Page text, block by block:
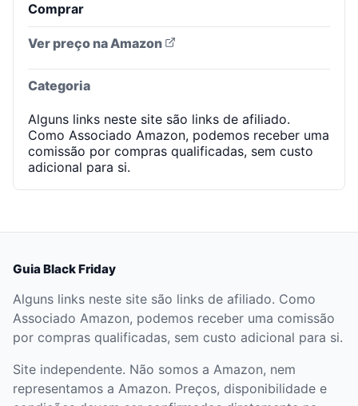
Comprar
Ver preço na Amazon
Categoria
Alguns links neste site são links de afiliado.
Como Associado Amazon, podemos receber uma
comissão por compras qualificadas, sem custo
adicional para si.
Guia Black Friday
Alguns links neste site são links de afiliado. Como
Associado Amazon, podemos receber uma comissão
por compras qualificadas, sem custo adicional para si.
Site independente. Não somos a Amazon, nem
representamos a Amazon. Preços, disponibilidade e